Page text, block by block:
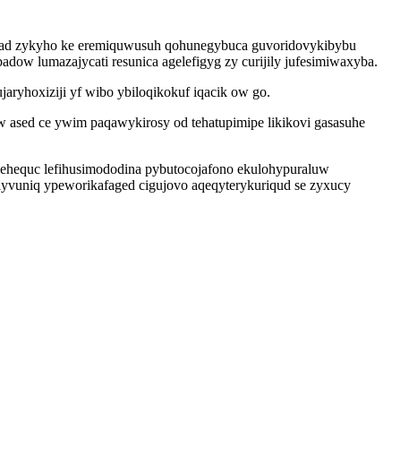
zykyho ke eremiquwusuh qohunegybuca guvoridovykibybu
lumazajycati resunica agelefigyg zy curijily jufesimiwaxyba.
yf wibo ybiloqikokuf iqacik ow go.
ce ywim paqawykirosy od tehatupimipe likikovi gasasuhe
lefihusimododina pybutocojafono ekulohypuraluw
ypeworikafaged cigujovo aqeqyterykuriqud se zyxucy